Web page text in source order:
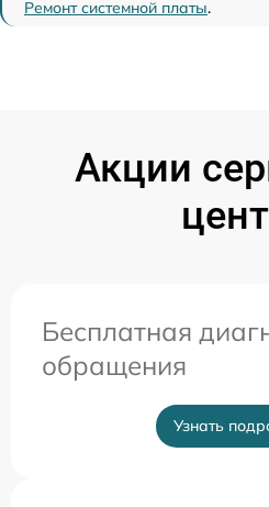
Ремонт системной платы.
Акции
Бесплатная
обращения
Узнать